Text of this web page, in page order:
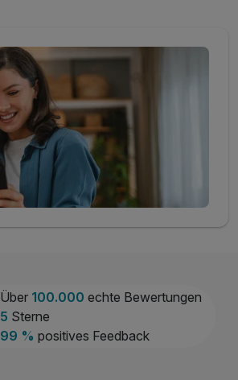
Über 100.000 echte Bewertungen
5 Sterne
99 % positives Feedback